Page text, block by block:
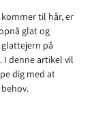
til hår, er
glat og
på
denne artikel vil
dig med at